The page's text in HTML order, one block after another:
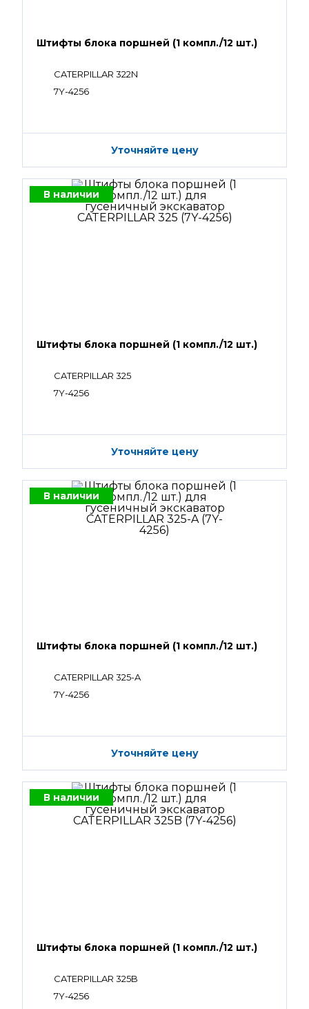
Штифты блока поршней (1 компл./12 шт.)
CATERPILLAR 322N
7Y-4256
Уточняйте цену
В наличии
Штифты блока поршней (1 компл./12 шт.)
CATERPILLAR 325
7Y-4256
Уточняйте цену
В наличии
Штифты блока поршней (1 компл./12 шт.)
CATERPILLAR 325-A
7Y-4256
Уточняйте цену
В наличии
Штифты блока поршней (1 компл./12 шт.)
CATERPILLAR 325B
7Y-4256